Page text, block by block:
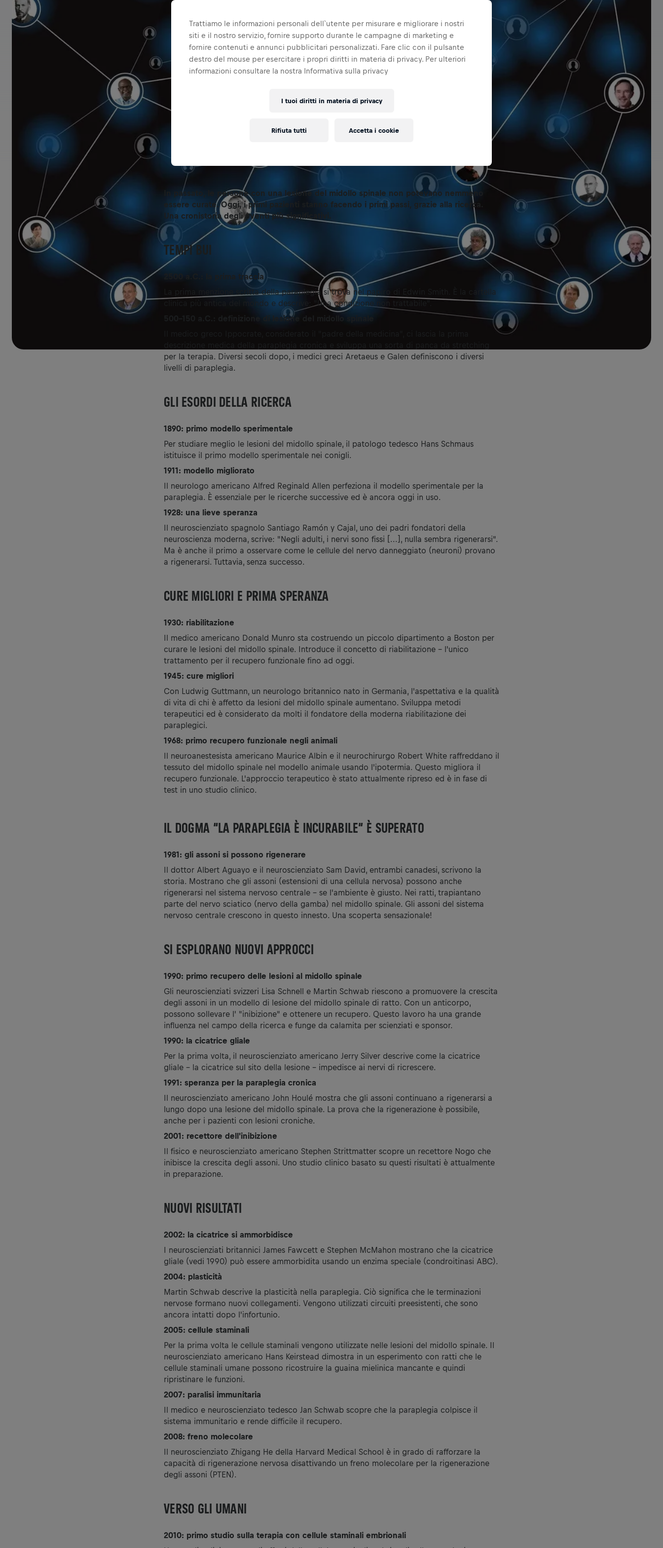
In passato, le persone con una lesione del midollo spinale non potevano nemmeno
essere curate. Oggi, i primi pazienti stanno facendo i primi passi, grazie alla ricerca.
Una cronistoria degli eventi più significativi.
TEMPI BUI
2500 a.C.: la prima traccia
La prima menzione scritta della paraplegia si trova nel papiro di Edwin Smith. È la cartella
clinica più antica del mondo e descrive: "Una condizione non trattabile".
500-150 a.C.: definizione di lesione del midollo spinale
per la terapia. Diversi secoli dopo, i medici greci Aretaeus e Galen definiscono i diversi
livelli di paraplegia.
GLI ESORDI DELLA RICERCA
1890: primo modello sperimentale
Per studiare meglio le lesioni del midollo spinale, il patologo tedesco Hans Schmaus
istituisce il primo modello sperimentale nei conigli.
1911: modello migliorato
Il neurologo americano Alfred Reginald Allen perfeziona il modello sperimentale per la
paraplegia. È essenziale per le ricerche successive ed è ancora oggi in uso.
1928: una lieve speranza
Il neuroscienziato spagnolo Santiago Ramón y Cajal, uno dei padri fondatori della
neuroscienza moderna, scrive: "Negli adulti, i nervi sono fissi [...], nulla sembra rigenerarsi".
Ma è anche il primo a osservare come le cellule del nervo danneggiato (neuroni) provano
a rigenerarsi. Tuttavia, senza successo.
CURE MIGLIORI E PRIMA SPERANZA
1930: riabilitazione
Il medico americano Donald Munro sta costruendo un piccolo dipartimento a Boston per
curare le lesioni del midollo spinale. Introduce il concetto di riabilitazione - l'unico
trattamento per il recupero funzionale fino ad oggi.
1945: cure migliori
Con Ludwig Guttmann, un neurologo britannico nato in Germania, l'aspettativa e la qualità
di vita di chi è affetto da lesioni del midollo spinale aumentano. Sviluppa metodi
terapeutici ed è considerato da molti il ​​fondatore della moderna riabilitazione dei
paraplegici.
1968: primo recupero funzionale negli animali
Il neuroanestesista americano Maurice Albin e il neurochirurgo Robert White raffreddano il
tessuto del midollo spinale nel modello animale usando l'ipotermia. Questo migliora il
recupero funzionale. L'approccio terapeutico è stato attualmente ripreso ed è in fase di
test in uno studio clinico.
IL DOGMA “LA PARAPLEGIA È INCURABILE” È SUPERATO
1981: gli assoni si possono rigenerare
Il dottor Albert Aguayo e il neuroscienziato Sam David, entrambi canadesi, scrivono la
storia. Mostrano che gli assoni (estensioni di una cellula nervosa) possono anche
rigenerarsi nel sistema nervoso centrale - se l'ambiente è giusto. Nei ratti, trapiantano
parte del nervo sciatico (nervo della gamba) nel midollo spinale. Gli assoni del sistema
nervoso centrale crescono in questo innesto. Una scoperta sensazionale!
SI ESPLORANO NUOVI APPROCCI
1990: primo recupero delle lesioni al midollo spinale
Gli neuroscienziati svizzeri Lisa Schnell e Martin Schwab riescono a promuovere la crescita
degli assoni in un modello di lesione del midollo spinale di ratto. Con un anticorpo,
possono sollevare l' "inibizione" e ottenere un recupero. Questo lavoro ha una grande
influenza nel campo della ricerca e funge da calamita per scienziati e sponsor.
1990: la cicatrice gliale
Per la prima volta, il neuroscienziato americano Jerry Silver descrive come la cicatrice
gliale - la cicatrice sul sito della lesione - impedisce ai nervi di ricrescere.
1991: speranza per la paraplegia cronica
Il neuroscienziato americano John Houlé mostra che gli assoni continuano a rigenerarsi a
lungo dopo una lesione del midollo spinale. La prova che la rigenerazione è possibile,
anche per i pazienti con lesioni croniche.
2001: recettore dell'inibizione
Il fisico e neuroscienziato americano Stephen Strittmatter scopre un recettore Nogo che
inibisce la crescita degli assoni. Uno studio clinico basato su questi risultati è attualmente
in preparazione.
NUOVI RISULTATI
2002: la cicatrice si ammorbidisce
I neuroscienziati britannici James Fawcett e Stephen McMahon mostrano che la cicatrice
gliale (vedi 1990) può essere ammorbidita usando un enzima speciale (condroitinasi ABC).
2004: plasticità
Martin Schwab descrive la plasticità nella paraplegia. Ciò significa che le terminazioni
nervose formano nuovi collegamenti. Vengono utilizzati circuiti preesistenti, che sono
ancora intatti dopo l'infortunio.
2005: cellule staminali
Per la prima volta le cellule staminali vengono utilizzate nelle lesioni del midollo spinale. Il
neuroscienziato americano Hans Keirstead dimostra in un esperimento con ratti che le
cellule staminali umane possono ricostruire la guaina mielinica mancante e quindi
ripristinare le funzioni.
2007: paralisi immunitaria
Il medico e neuroscienziato tedesco Jan Schwab scopre che la paraplegia colpisce il
sistema immunitario e rende difficile il recupero.
2008: freno molecolare
Il neuroscienziato Zhigang He della Harvard Medical School è in grado di rafforzare la
capacità di rigenerazione nervosa disattivando un freno molecolare per la rigenerazione
degli assoni (PTEN).
VERSO GLI UMANI
2010: primo studio sulla terapia con cellule staminali embrionali
Trattiamo le informazioni personali dell`utente per misurare e migliorare i nostri
siti e il nostro servizio, fornire supporto durante le campagne di marketing e
fornire contenuti e annunci pubblicitari personalizzati. Fare clic con il pulsante
destro del mouse per esercitare i propri diritti in materia di privacy. Per ulteriori
informazioni consultare la nostra Informativa sulla privacy
I tuoi diritti in materia di privacy
Rifiuta tutti Accetta i cookie